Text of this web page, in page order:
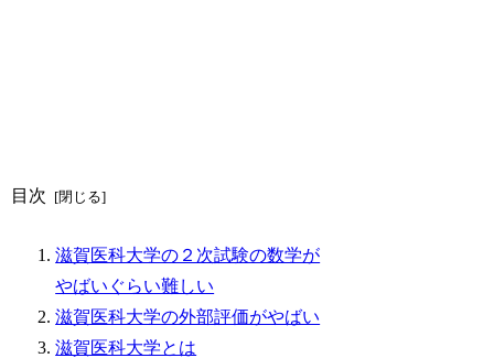
目次
滋賀医科大学の２次試験の数学が
やばいぐらい難しい
滋賀医科大学の外部評価がやばい
滋賀医科大学とは